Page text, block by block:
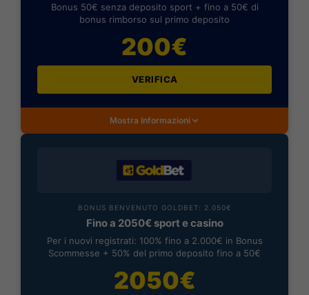
Bonus 50€ senza deposito sport + fino a 50€ di
bonus rimborso sul primo deposito
200€
VERIFICA
Mostra Informazioni
BONUS BENVENUTO GOLDBET: 2.050€
Fino a 2050€ sport e casino
Per i nuovi registrati: 100% fino a 2.000€ in Bonus
Scommesse + 50% del primo deposito fino a 50€
2050€